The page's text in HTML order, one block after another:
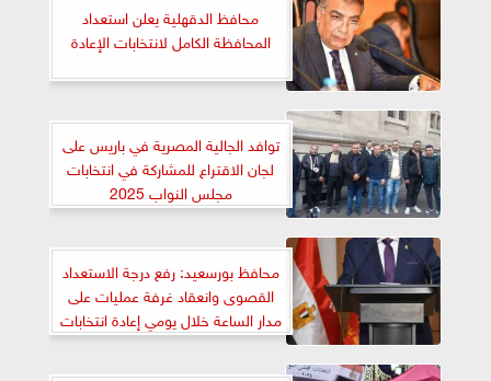
محافظ الدقهلية يعلن استعداد
المحافظة الكامل لانتخابات الإعادة
توافد الجالية المصرية في باريس على
لجان الاقتراع للمشاركة في انتخابات
مجلس النواب 2025
محافظ بورسعيد: رفع درجة الاستعداد
القصوى وانعقاد غرفة عمليات على
مدار الساعة خلال يومي إعادة انتخابات
مجلس النواب 2025